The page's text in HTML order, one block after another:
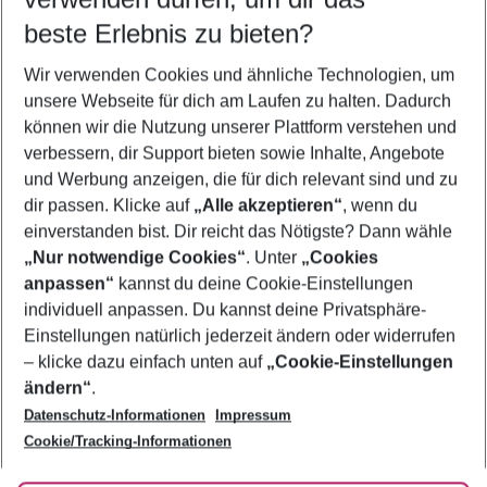
5-8 Nächte
2 Erwachsene Keine Kinder
Mehr Filter anzeigen
Footer
Footer navigation
Über uns
AGB
Bestpreisgarantie
Cookie-Einstellungen ändern
Cookie-Richtlinie
Agenturbetreuung
Barrierefreies Reisen
Folge uns
beste Erlebnis zu bieten?
Wir verwenden Cookies und ähnliche Technologien, um
unsere Webseite für dich am Laufen zu halten. Dadurch
können wir die Nutzung unserer Plattform verstehen und
verbessern, dir Support bieten sowie Inhalte, Angebote
und Werbung anzeigen, die für dich relevant sind und zu
dir passen. Klicke auf „Alle akzeptieren“, wenn du
einverstanden bist. Dir reicht das Nötigste? Dann wähle
„Nur notwendige Cookies“. Unter „Cookies
anpassen“ kannst du deine Cookie-Einstellungen
individuell anpassen. Du kannst deine Privatsphäre-
Einstellungen natürlich jederzeit ändern oder widerrufen
– klicke dazu einfach unten auf „Cookie-Einstellungen
ändern“.
Datenschutz-Informationen
Impressum
Cookie/Tracking-Informationen